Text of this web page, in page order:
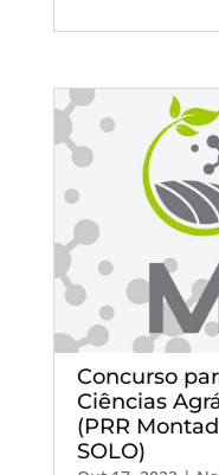
Concurso
Ciências
(PRR
SOLO)